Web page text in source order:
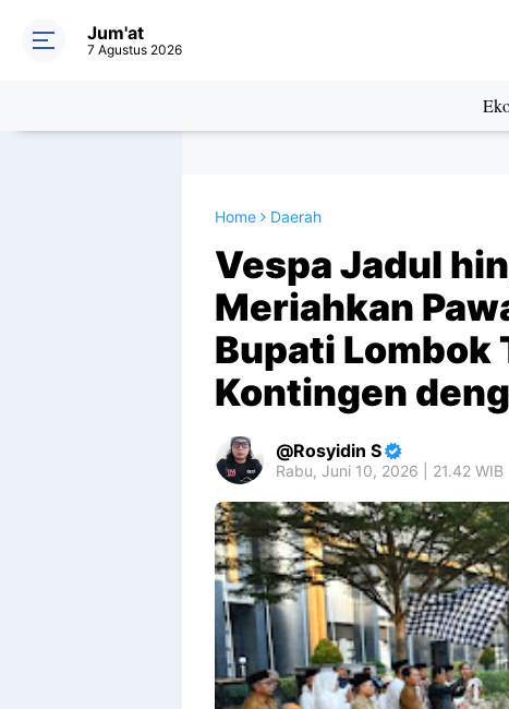
Jum'at
7 Agustus 2026
Home Daerah
Vespa Jadul
Meriahkan
Bupati Lombok
Kontingen
Rosyidin S
Rabu, Juni 10, 2026 | 21.42 WIB